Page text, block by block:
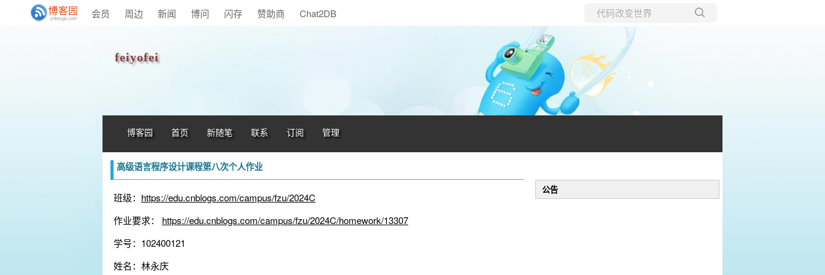
会员 周边 新闻 博问 闪存 赞助商 Chat2DB
feiyofei
博客园 首页 新随笔 联系 订阅 管理
高级语言程序设计课程第八次个人作业
班级： https://edu.cnblogs.com/campus/fzu/2024C
作业要求： https://edu.cnblogs.com/campus/fzu/2024C/homework/13307
学号：102400121
姓名：林永庆
公告